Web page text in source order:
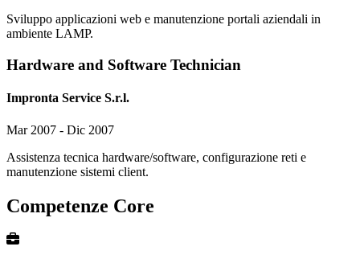
Sviluppo applicazioni web e manutenzione portali aziendali in
ambiente LAMP.
Hardware and Software Technician
Impronta Service S.r.l.
Mar 2007 - Dic 2007
Assistenza tecnica hardware/software, configurazione reti e
manutenzione sistemi client.
Competenze Core